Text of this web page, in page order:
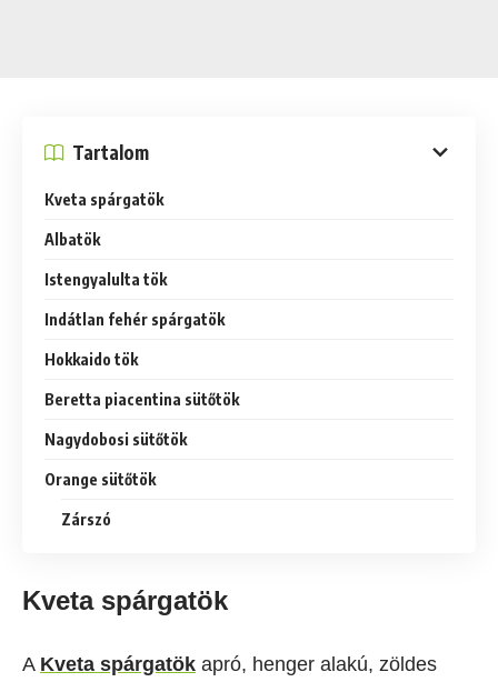
Tartalom
Kveta spárgatök
Albatök
Istengyalulta tök
Indátlan fehér spárgatök
Hokkaido tök
Beretta piacentina sütőtök
Nagydobosi sütőtök
Orange sütőtök
Zárszó
Kveta spárgatök
A Kveta spárgatök apró, henger alakú, zöldes